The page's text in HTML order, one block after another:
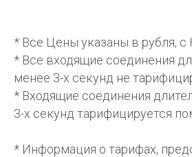
* Все Цены указаны в рубля, с
* Все входящие соединения
менее 3-х секунд не
* Входящие соединения
3-х секунд тарифицируется
* Информация о тарифах,